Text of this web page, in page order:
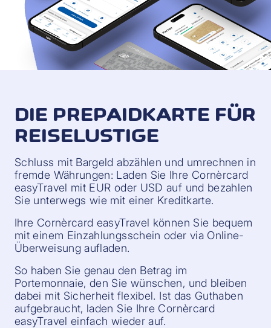
DIE PREPAIDKARTE FÜR
REISELUSTIGE
Schluss mit Bargeld abzählen und umrechnen in
fremde Währungen: Laden Sie Ihre Cornèrcard
easyTravel mit EUR oder USD auf und bezahlen
Sie unterwegs wie mit einer Kreditkarte.
Ihre Cornèrcard easyTravel können Sie bequem
mit einem Einzahlungsschein oder via Online-
Überweisung aufladen.
So haben Sie genau den Betrag im
Portemonnaie, den Sie wünschen, und bleiben
dabei mit Sicherheit flexibel. Ist das Guthaben
aufgebraucht, laden Sie Ihre Cornèrcard
easyTravel einfach wieder auf.